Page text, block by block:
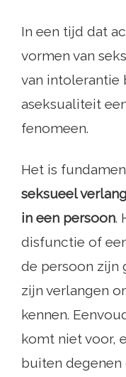
In een tijd dat
vormen van
van intolerantie
aseksualiteit
fenomeen.
Het is
seksueel
in een persoon.
disfunctie of
de persoon zijn
zijn verlangen
kennen.
komt niet voor,
buiten